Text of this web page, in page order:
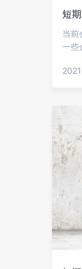
短
当前
一些
武器